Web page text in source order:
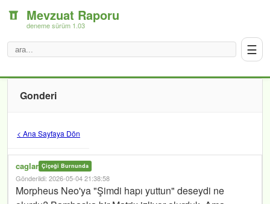
Mevzuat Raporu
deneme sürüm 1.03
☰
Gonderi
< Ana Sayfaya Dön
caglar Çiçeği Burnunda
Gönderildi: 2026-05-04 21:38:58
Morpheus Neo'ya "Şimdi hapı yuttun" deseydi ne